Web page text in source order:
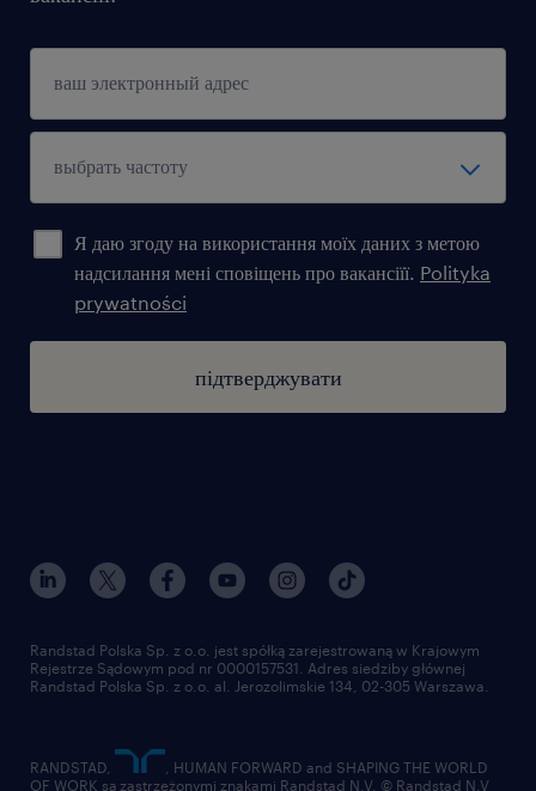
Я даю згоду на використання моїх даних з метою
надсилання мені сповіщень про вакансіїї. Polityka
prywatności
підтверджувати
Randstad Polska Sp. z o.o. jest spółką zarejestrowaną w Krajowym
Rejestrze Sądowym pod nr 0000157531. Adres siedziby głównej
Randstad Polska Sp. z o.o. al. Jerozolimskie 134, 02-305 Warszawa.
RANDSTAD,
, HUMAN FORWARD and SHAPING THE WORLD
OF WORK są zastrzeżonymi znakami Randstad N.V. © Randstad N.V